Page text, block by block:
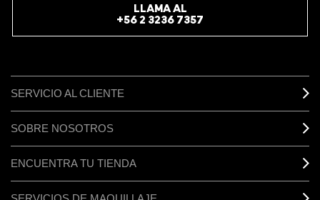
LLAMA AL
+56 2 3236 7357
SERVICIO AL CLIENTE
SOBRE NOSOTROS
ENCUENTRA TU TIENDA